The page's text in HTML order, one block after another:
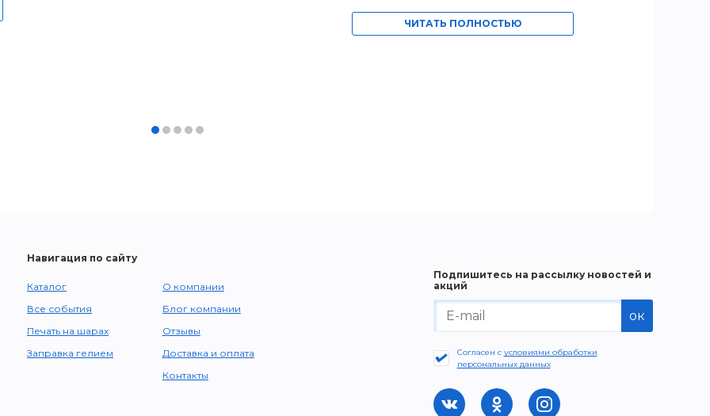
ЧИТАТЬ ПОЛНОСТЬЮ
Навигация по сайту
Каталог
Все события
Печать на шарах
Заправка гелием
О компании
Блог компании
Отзывы
Доставка и оплата
Контакты
Подпишитесь на рассылку новостей и
акций
ок
Согласен с условиями обработки
персональных данных